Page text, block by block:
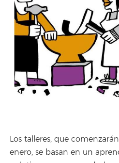
Los talleres, que
enero, se basan en un